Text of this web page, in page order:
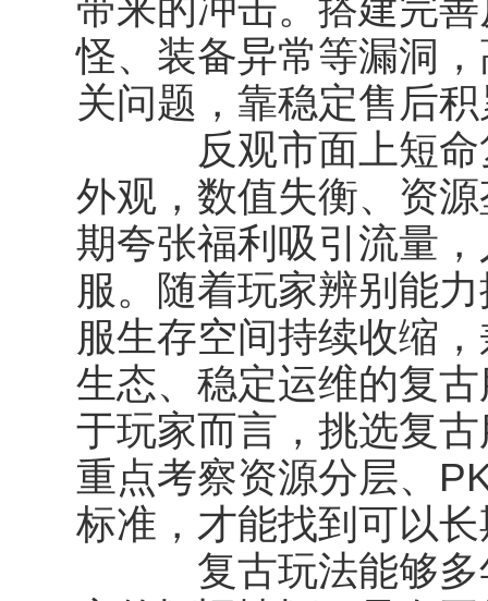
怪、装备异常等漏洞
关问题，靠稳定售后
反观市面上短命复
外观，数值失衡、资
期夸张福利吸引流量
服。随着玩家辨别能
服生存空间持续收缩
生态、稳定运维的复
于玩家而言，挑选复
重点考察资源分层、
标准，才能找到可以
复古玩法能够多年